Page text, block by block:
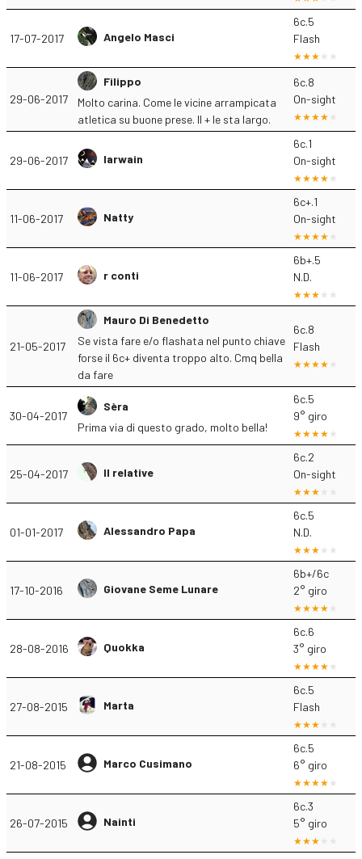
17-07-2017 Angelo Masci
6c.5
Flash
29-06-2017
Filippo
Molto carina. Come le vicine arrampicata
atletica su buone prese. Il + le sta largo.
6c.8
On-sight
29-06-2017 Iarwain
6c.1
On-sight
11-06-2017 Natty
6c+.1
On-sight
11-06-2017 r conti
6b+.5
N.D.
21-05-2017
Mauro Di Benedetto
Se vista fare e/o flashata nel punto chiave
forse il 6c+ diventa troppo alto. Cmq bella
da fare
6c.8
Flash
30-04-2017
Sèra
Prima via di questo grado, molto bella!
6c.5
9° giro
25-04-2017 Il relative
6c.2
On-sight
01-01-2017 Alessandro Papa
6c.5
N.D.
17-10-2016 Giovane Seme Lunare
6b+/6c
2° giro
28-08-2016 Quokka
6c.6
3° giro
27-08-2015 Marta
6c.5
Flash
21-08-2015 Marco Cusimano
6c.5
6° giro
26-07-2015 Nainti
6c.3
5° giro